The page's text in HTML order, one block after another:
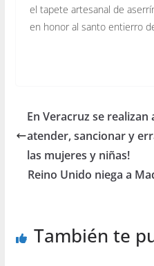
el tapete artesanal de
en honor al santo entierro
En Veracruz se
atender, sancionar y
las mujeres y niñas!
Reino Unido niega a
También te